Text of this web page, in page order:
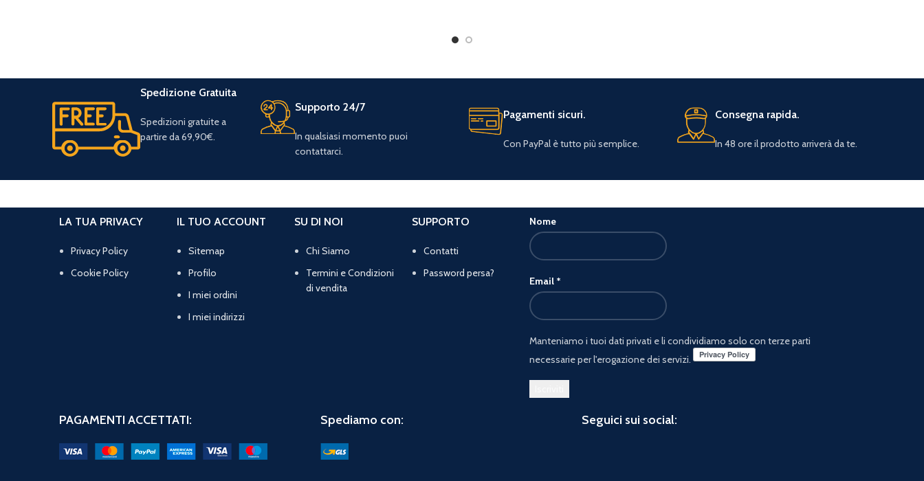
Spedizione Gratuita
Spedizioni gratuite a
partire da 69,90€.
Supporto 24/7
In qualsiasi momento puoi
contattarci.
Pagamenti sicuri.
Con PayPal è tutto più semplice.
Consegna rapida.
In 48 ore il prodotto arriverà da te.
LA TUA PRIVACY
Privacy Policy
Cookie Policy
IL TUO ACCOUNT
Sitemap
Profilo
I miei ordini
I miei indirizzi
SU DI NOI
Chi Siamo
Termini e Condizioni
di vendita
SUPPORTO
Contatti
Password persa?
Nome
Email *
Manteniamo i tuoi dati privati e li condividiamo solo con terze parti
necessarie per l'erogazione dei servizi.
PAGAMENTI ACCETTATI: Spediamo con: Seguici sui social: